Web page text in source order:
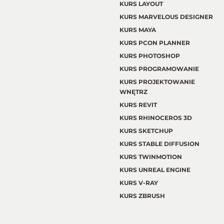
KURS LAYOUT
KURS MARVELOUS DESIGNER
KURS MAYA
KURS PCON PLANNER
KURS PHOTOSHOP
KURS PROGRAMOWANIE
KURS PROJEKTOWANIE
WNĘTRZ
KURS REVIT
KURS RHINOCEROS 3D
KURS SKETCHUP
KURS STABLE DIFFUSION
KURS TWINMOTION
KURS UNREAL ENGINE
KURS V-RAY
KURS ZBRUSH